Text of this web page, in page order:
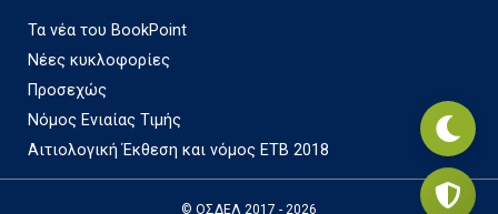
Τα νέα του BookPoint
Νέες κυκλοφορίες
Προσεχώς
Νόμος Ενιαίας Τιμής
Αιτιολογική Έκθεση και νόμος ΕΤΒ 2018
© ΟΣΔΕΛ 2017 - 2026